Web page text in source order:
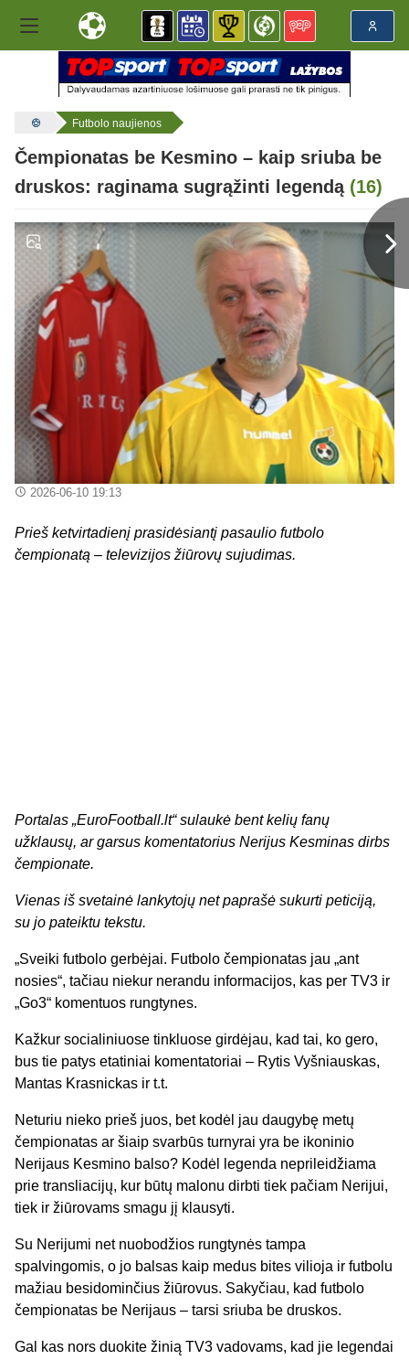
Futbolo naujienos
Čempionatas be Kesmino – kaip sriuba be
druskos: raginama sugrąžinti legendą (16)
2026-06-10 19:13
Prieš ketvirtadienį prasidėsiantį pasaulio futbolo
čempionatą – televizijos žiūrovų sujudimas.
Portalas „EuroFootball.lt“ sulaukė bent kelių fanų
užklausų, ar garsus komentatorius Nerijus Kesminas dirbs
čempionate.
Vienas iš svetainė lankytojų net paprašė sukurti peticiją,
su jo pateiktu tekstu.
„Sveiki futbolo gerbėjai. Futbolo čempionatas jau „ant
nosies“, tačiau niekur nerandu informacijos, kas per TV3 ir
„Go3“ komentuos rungtynes.
Kažkur socialiniuose tinkluose girdėjau, kad tai, ko gero,
bus tie patys etatiniai komentatoriai – Rytis Vyšniauskas,
Mantas Krasnickas ir t.t.
Neturiu nieko prieš juos, bet kodėl jau daugybę metų
čempionatas ar šiaip svarbūs turnyrai yra be ikoninio
Nerijaus Kesmino balso? Kodėl legenda neprileidžiama
prie transliacijų, kur būtų malonu dirbti tiek pačiam Nerijui,
tiek ir žiūrovams smagu jį klausyti.
Su Nerijumi net nuobodžios rungtynės tampa
spalvingomis, o jo balsas kaip medus bites vilioja ir futbolu
mažiau besidominčius žiūrovus. Sakyčiau, kad futbolo
čempionatas be Nerijaus – tarsi sriuba be druskos.
Gal kas nors duokite žinią TV3 vadovams, kad jie legendai